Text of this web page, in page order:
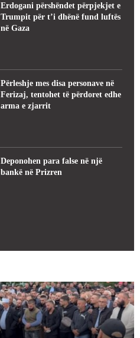
Erdogani përshëndet përpjekjet e
Trumpit për t’i dhënë fund luftës
në Gaza
Përleshje mes disa personave në
Ferizaj, tentohet të përdoret edhe
arma e zjarrit
Deponohen para false në një
bankë në Prizren